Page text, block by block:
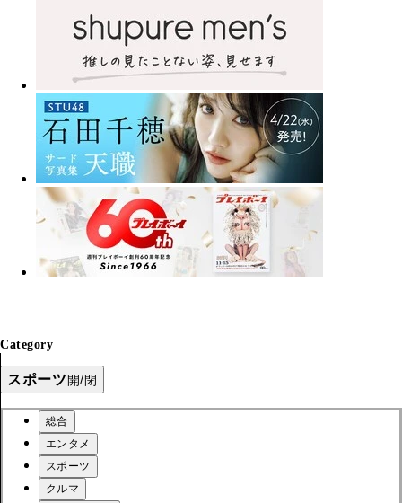
Category
スポーツ開/閉
総合
エンタメ
スポーツ
クルマ